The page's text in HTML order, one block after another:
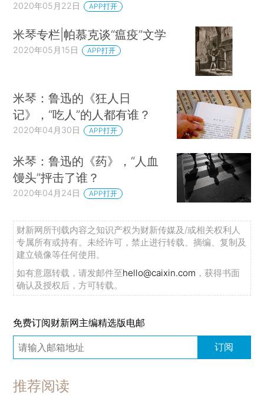
2020年05月22日 APP打开
米琴专栏|帕慕克谈“瘟疫”文学
2020年05月15日 APP打开
米琴：鲁迅的《狂人日
记》，“吃人”的人都有谁？
2020年04月30日 APP打开
米琴：鲁迅的《药》，“人血
馒头”抨击了谁？
2020年04月24日 APP打开
财新网所刊载内容之知识产权为财新传媒及/或相关权利人
专属所有或持有。未经许可，禁止进行转载、摘编、复制及
建立镜像等任何使用。
如有意愿转载，请发邮件至hello@caixin.com ，获得书面
确认及授权后，方可转载。
免费订阅财新网主编精选版电邮
订阅
推荐阅读